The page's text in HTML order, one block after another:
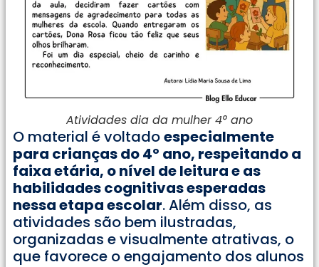
Atividades dia da mulher 4° ano
O material é voltadoespecialmente
para crianças do 4º ano, respeitando a
faixa etária, o nível de leitura e as
habilidades cognitivas esperadas
nessa etapa escolar. Além disso, as
atividades são bem ilustradas,
organizadas e visualmente atrativas, o
que favorece o engajamento dos alunos